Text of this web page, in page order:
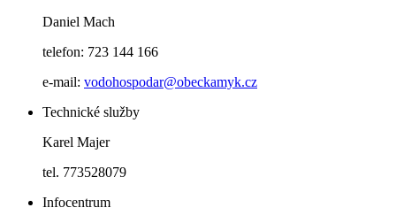
Daniel Mach
telefon: 723 144 166
e-mail: vodohospodar@obeckamyk.cz
Technické služby
Karel Majer
tel. 773528079
Infocentrum